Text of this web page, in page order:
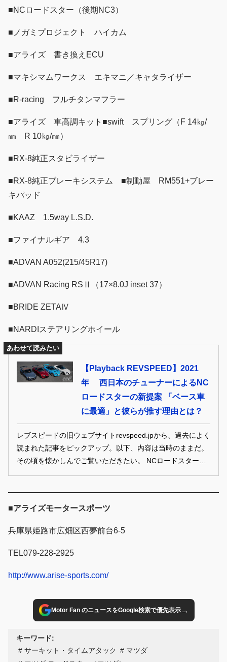
■NCロードスター（後期NC3）
■ノガミプロジェクト ハイカム
■アライズ 書き換えECU
■マキシマムワークス エキマニ／キャタライザー
■R-racing フルチタンマフラー
■アライズ 車高調キット■swift スプリング（F 14㎏/
㎜ R 10㎏/㎜）
■RX-8純正スタビライザー
■RX-8純正ブレーキシステム ■制動屋 RM551+ブレー
キパッド
■KAAZ 1.5way L.S.D.
■ファイナルギア 4.3
■ADVAN A052(215/45R17)
■ADVAN Racing RSⅡ（17×8.0J inset 37）
■BRIDE ZETAⅣ
■NARDIステアリングホイール
あわせて読みたい
【Playback REVSPEED】2021
年 西日本のチューナーによるNC
ロードスターの新提案 「ベース車
に最適」と彼らが推す理由とは？
レブスピードの旧ウェブサイトrevspeed.jpから、過去によく
読まれた記事をピックアップ。以下、内容は当時のままだ。
その頃を懐かしんでご覧いただきたい。 NCロードスターは
CSO/カープロデュースアルテックス/ナイトー自動車販売/ア
章 Text/勝森勇夫
■アライズモータースポーツ
兵庫県姫路市広畑区西夢前台6-5
TEL079-228-2925
http://www.arise-sports.com/
Motor Fan のニュースをGoogle検索で優先表示→
キーワード:
サーキット・タイムアタック
マツダ